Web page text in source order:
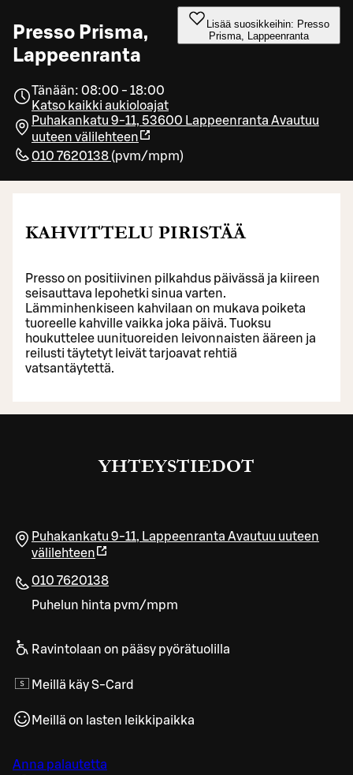
Presso Prisma,
Lappeenranta
Lisää suosikkeihin: Presso
Prisma, Lappeenranta
Tänään: 08:00 - 18:00
Katso kaikki aukioloajat
Puhakankatu 9-11, 53600 Lappeenranta Avautuu
uuteen välilehteen
010 7620138 (pvm/mpm)
KAHVITTELU PIRISTÄÄ
Presso on positiivinen pilkahdus päivässä ja kiireen
seisauttava lepohetki sinua varten.
Lämminhenkiseen kahvilaan on mukava poiketa
tuoreelle kahville vaikka joka päivä. Tuoksu
houkuttelee uunituoreiden leivonnaisten ääreen ja
reilusti täytetyt leivät tarjoavat rehtiä
vatsantäytettä.
YHTEYSTIEDOT
Puhakankatu 9-11, Lappeenranta Avautuu uuteen
välilehteen
010 7620138
Puhelun hinta pvm/mpm
Ravintolaan on pääsy pyörätuolilla
Meillä käy S-Card
Meillä on lasten leikkipaikka
Anna palautetta